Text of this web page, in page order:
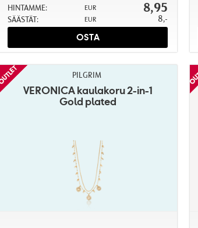
HINTAMME: EUR 8,95
SÄÄSTÄT: EUR 8,-
OSTA
PILGRIM
VERONICA kaulakoru 2-in-1
Gold plated